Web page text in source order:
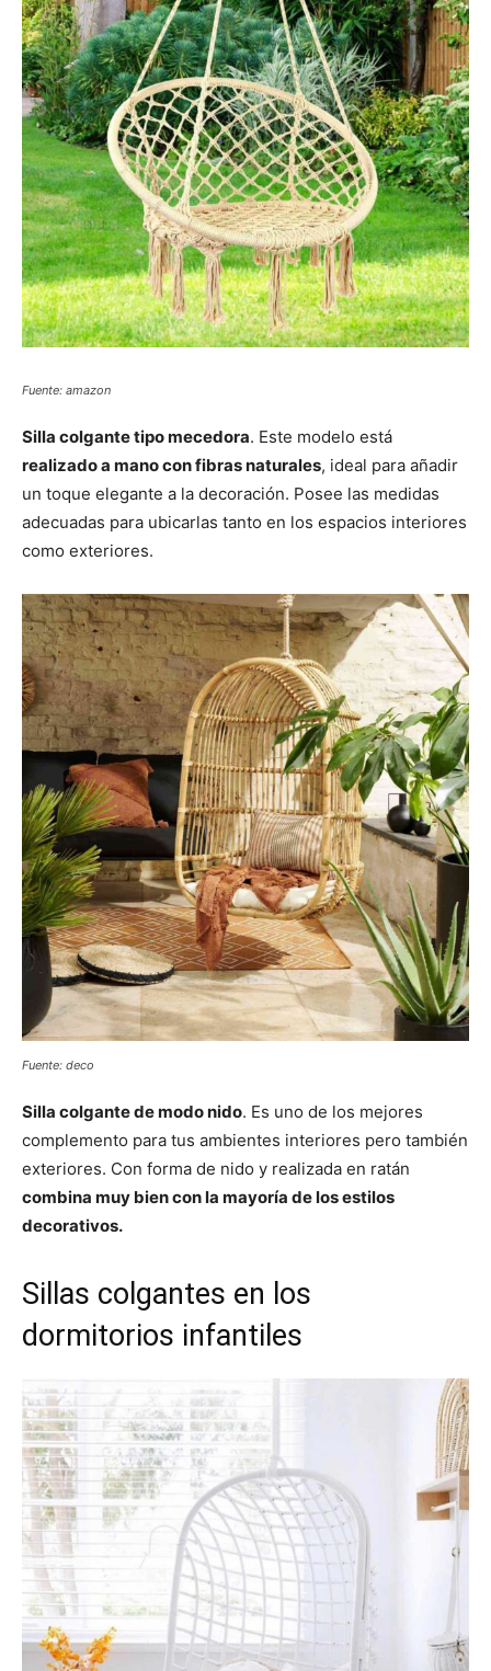
Fuente: amazon
Silla colgante tipo mecedora. Este modelo está
realizado a mano con fibras naturales, ideal para añadir
un toque elegante a la decoración. Posee las medidas
adecuadas para ubicarlas tanto en los espacios interiores
como exteriores.
Fuente: deco
Silla colgante de modo nido. Es uno de los mejores
complemento para tus ambientes interiores pero también
exteriores. Con forma de nido y realizada en ratán
combina muy bien con la mayoría de los estilos
decorativos.
Sillas colgantes en los
dormitorios infantiles